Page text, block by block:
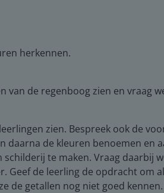
herkennen.
van de regenboog zien en vraag
zien. Bespreek ook de
daarna de kleuren benoemen
te maken. Vraag daarbij
Geef de leerling de opdracht om
de getallen nog niet goed